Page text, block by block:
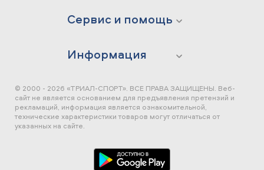
Сервис и помощь
Информация
© 2000 - 2026 «ТРИАЛ-СПОРТ». ВСЕ ПРАВА ЗАЩИЩЕНЫ. Веб-
сайт не является основанием для предъявления претензий и
рекламаций, информация является ознакомительной,
технические характеристики товаров могут отличаться от
указанных на сайте.